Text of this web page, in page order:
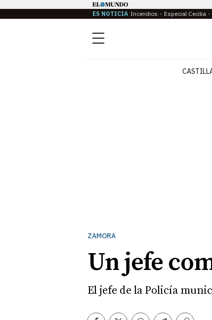
ES NOTICIA Incendios Especial Cecilia
Menú
ZAMORA
Un jefe
El jefe de la Policía